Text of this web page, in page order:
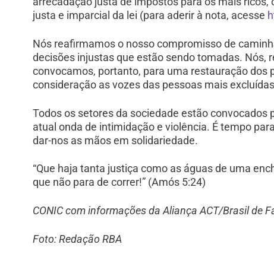
justa e imparcial da lei (para aderir à nota, acesse
Nós reafirmamos o nosso compromisso de
decisões injustas que estão sendo tomadas.
convocamos, portanto, para uma restauração
consideração as vozes das pessoas mais
Todos os setores da sociedade estão
atual onda de intimidação e violência. É tempo
dar-nos as mãos em solidariedade.
“Que haja tanta justiça como as águas de uma
que não para de correr!” (Amós 5:24)
CONIC com informações da Aliança ACT/Brasil de
Foto: Redação RBA